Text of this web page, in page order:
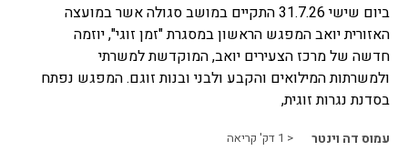
ביום שישי 31.7.26 התקיים במושב סגולה אשר במועצה
האזורית יואב המפגש הראשון במסגרת "זמן זוגי", יוזמה
חדשה של מרכז הצעירים יואב, המוקדשת למשרתי
ולמשרתות המילואים והקבע ולבני ובנות זוגם. המפגש נפתח
בסדנת נגרות זוגית,
עמוס דה וינטר < 1 דק' קריאה